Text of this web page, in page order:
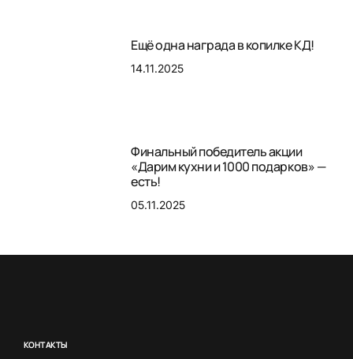
Ещё одна награда в копилке КД!
14.11.2025
Финальный победитель акции
«Дарим кухни и 1000 подарков» —
есть!
05.11.2025
КОНТАКТЫ